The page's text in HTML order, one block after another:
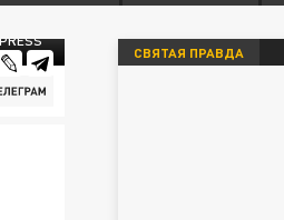
СВЯТАЯ ПРАВДА